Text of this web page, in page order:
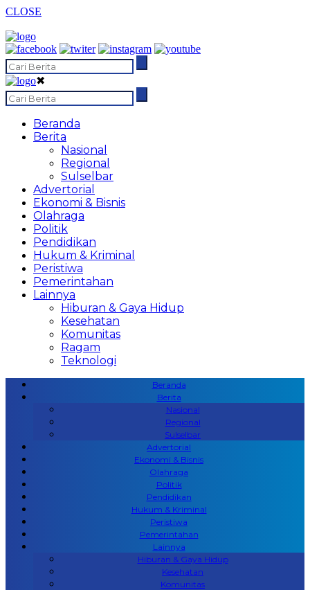
CLOSE
✖
Beranda
Berita
Nasional
Regional
Sulselbar
Advertorial
Ekonomi & Bisnis
Olahraga
Politik
Pendidikan
Hukum & Kriminal
Peristiwa
Pemerintahan
Lainnya
Hiburan & Gaya Hidup
Kesehatan
Komunitas
Ragam
Teknologi
Beranda
Berita
Nasional
Regional
Sulselbar
Advertorial
Ekonomi & Bisnis
Olahraga
Politik
Pendidikan
Hukum & Kriminal
Peristiwa
Pemerintahan
Lainnya
Hiburan & Gaya Hidup
Kesehatan
Komunitas